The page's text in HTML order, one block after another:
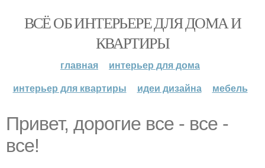
ВСЁ ОБ ИНТЕРЬЕРЕ ДЛЯ ДОМА И
КВАРТИРЫ
главная
интерьер для дома
интерьер для квартиры
идеи дизайна мебель
Привет, дорогие все - все -
все!